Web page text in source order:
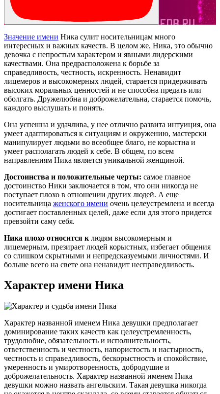
Значение имени Ника сулит носительницам много
интересных и важных качеств. В целом же, Ника, это обычно
девочка с непростым характером и явными лидерскими
качествами. Она предрасположена к борьбе за
справедливость, честность, искренность. Ненавидит
лицемеров и высокомерных людей, старается придерживать
высоких моральных ценностей и не способна предать или
оболгать. Дружелюбна и доброжелательна, старается помочь,
каждого выслушать и понять.
Она успешна и удачлива, у нее отлично развита интуиция, она
умеет адаптироваться к ситуациям и окружению, мастерски
манипулирует людьми во всеобщее благо, не корыстна и
умеет располагать людей к себе. В общем, по всем
направлениям Ника является уникальной женщиной.
Достоинства и положительные черты: самое главное
достоинство Ники заключается в том, что они никогда не
поступает плохо в отношении других людей. А еще
носительница женского имени очень целеустремлена и всегда
достигает поставленных целей, даже если для этого придется
превзойти саму себя.
Ника плохо относится к людям высокомерным и
лицемерным, презирает людей корыстных, избегает общения
со слишком скрытными и непредсказуемыми личностями. И
больше всего на свете она ненавидит несправедливость.
Характер имени Ника
Характер названной именем Ника девушки предполагает
доминирование таких качеств как целеустремленность,
трудолюбие, обязательность и исполнительность,
ответственность и честность, напористость и настырность,
честность и справедливость, бескорыстность и спокойствие,
умеренность и умиротворенность, добродушие и
доброжелательность. Характер названной именем Ника
девушки можно назвать ангельским. Такая девушка никогда